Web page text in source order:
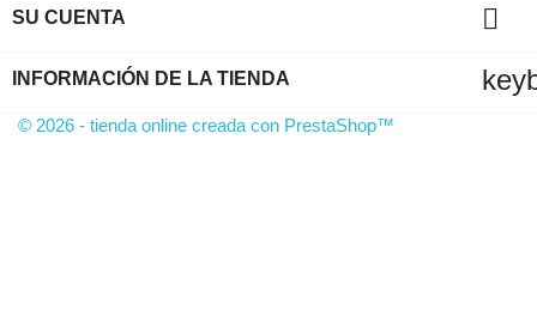
SU CUENTA 
INFORMACIÓN DE LA TIENDA
© 2026 - tienda online creada con PrestaShop™